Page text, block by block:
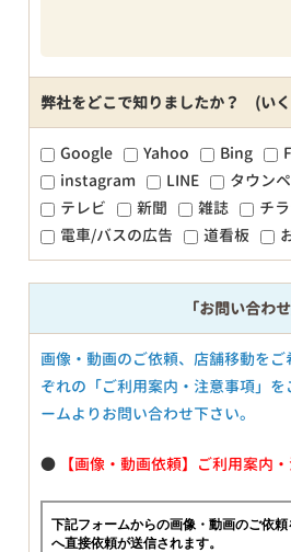
弊社をどこで知りましたか？ (い
Google Yahoo Bing
instagram
LINE タウン
テレビ
新聞 雑誌
チ
電車/バスの広告
道看板
「お問い合わせ
画像・動画のご依頼、店舗移動を
ぞれの「ご利用案内・注意事項」
ームよりお問い合わせ下さい。
● 【画像・動画依頼】ご利用案内